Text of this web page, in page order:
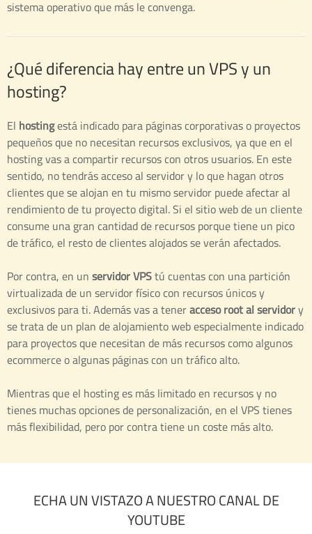
sistema operativo que más le convenga.
¿Qué diferencia hay entre un VPS y un
hosting?
El hostingestá indicado para páginas corporativas o proyectos
pequeños que no necesitan recursos exclusivos, ya que en el
hosting vas a compartir recursos con otros usuarios. En este
sentido, no tendrás acceso al servidor y lo que hagan otros
clientes que se alojan en tu mismo servidor puede afectar al
rendimiento de tu proyecto digital. Si el sitio web de un cliente
consume una gran cantidad de recursos porque tiene un pico
de tráfico, el resto de clientes alojados se verán afectados.
Por contra, en unservidor VPStú cuentas con una partición
virtualizada de un servidor físico con recursos únicos y
exclusivos para ti. Además vas a teneracceso root al servidory
se trata de un plan de alojamiento web especialmente indicado
para proyectos que necesitan de más recursos como algunos
ecommerce o algunas páginas con un tráfico alto.
Mientras que el hosting es más limitado en recursos y no
tienes muchas opciones de personalización, en el VPS tienes
más flexibilidad, pero por contra tiene un coste más alto.
ECHA UN VISTAZO A NUESTRO CANAL DE
YOUTUBE